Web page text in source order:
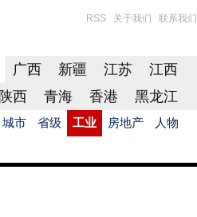
RSS 关于我们 联系我们
广西 新疆 江苏
江西
陕西 青海 香港 黑龙江
城市 省级 工业 房地产 人物